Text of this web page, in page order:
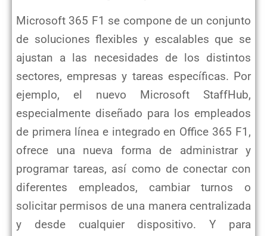
Microsoft 365 F1 se compone de un conjunto
de soluciones flexibles y escalables que se
ajustan a las necesidades de los distintos
sectores, empresas y tareas específicas. Por
ejemplo, el nuevo Microsoft StaffHub,
especialmente diseñado para los empleados
de primera línea e integrado en Office 365 F1,
ofrece una nueva forma de administrar y
programar tareas, así como de conectar con
diferentes empleados, cambiarturnos o
solicitar permisos de una manera centralizada
y desde cualquier dispositivo. Y para